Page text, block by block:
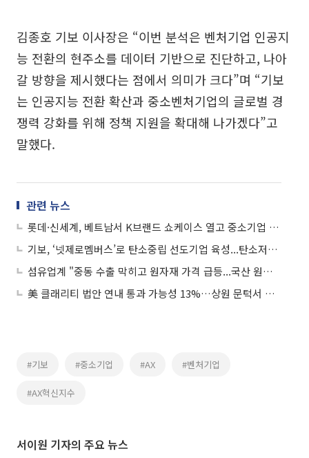
김종호 기보 이사장은 “이번 분석은 벤처기업 인공지
능 전환의 현주소를 데이터 기반으로 진단하고, 나아
갈 방향을 제시했다는 점에서 의미가 크다”며 “기보
는 인공지능 전환 확산과 중소벤처기업의 글로벌 경
쟁력 강화를 위해 정책 지원을 확대해 나가겠다”고
말했다.
관련 뉴스
롯데·신세계, 베트남서 K브랜드 쇼케이스 열고 중소기업 해외 판로 확대
기보, ‘넷제로멤버스’로 탄소중립 선도기업 육성...탄소저감 기여 '엘파워텍' 선정
섬유업계 "중동 수출 막히고 원자재 가격 급등...국산 원단 활용해야"
美 클래리티 법안 연내 통과 가능성 13%…상원 문턱서 제동
#기보 #중소기업 #AX #벤처기업
#AX혁신지수
서이원 기자의 주요 뉴스